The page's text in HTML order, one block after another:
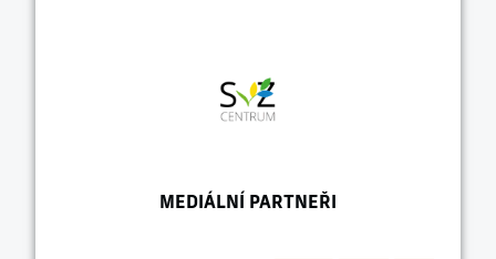
MEDIÁLNÍ PARTNEŘI